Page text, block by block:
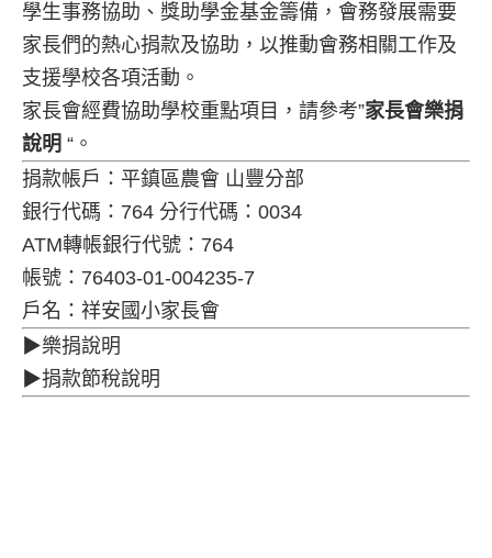
學生事務協助、獎助學金基金籌備，會務發展需要
家長們的熱心捐款及協助，以推動會務相關工作及
支援學校各項活動。
家長會經費協助學校重點項目，請參考”家長會樂捐
說明 “。
捐款帳戶：平鎮區農會 山豐分部
銀行代碼：764 分行代碼：0034
ATM轉帳銀行代號：764
帳號：76403-01-004235-7
戶名：祥安國小家長會
▶樂捐說明
▶捐款節稅說明